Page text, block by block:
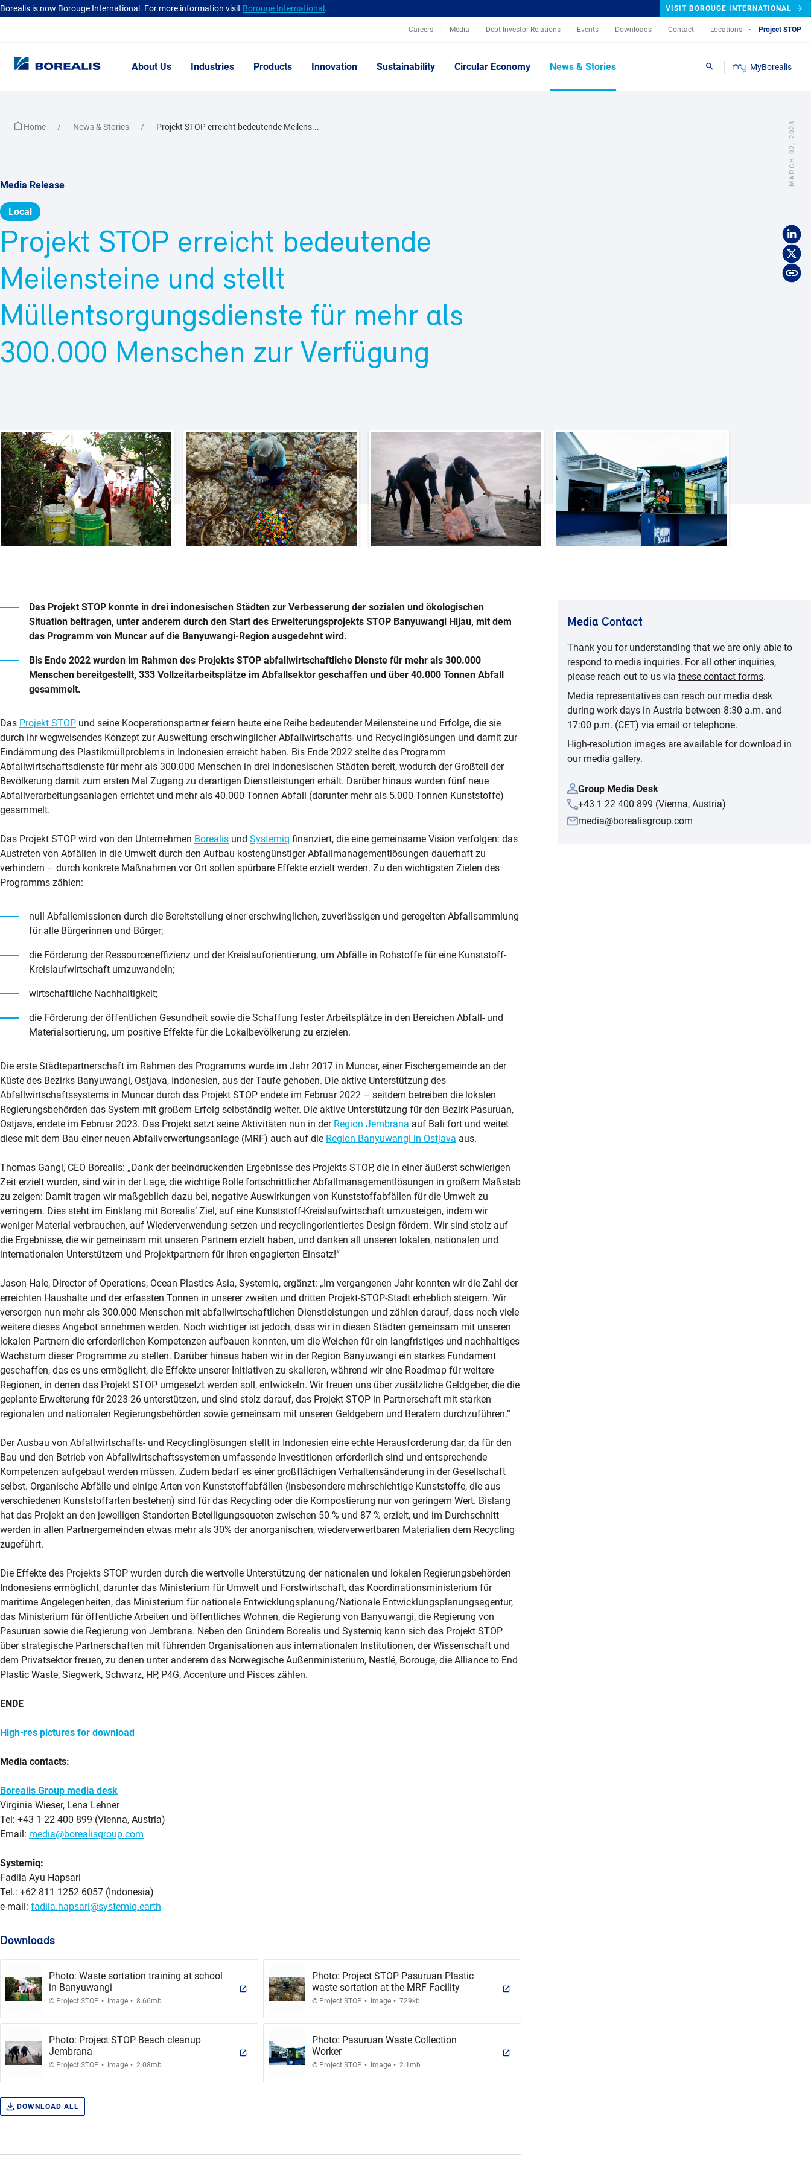
Borealis is now Borouge International. For more information visit Borouge International. VISIT BOROUGE INTERNATIONAL
Careers Media Debt Investor Relations Events Downloads Contact Locations Project STOP
About Us Industries Products Innovation Sustainability Circular Economy News & Stories Search MyBorealis
MARCH 02, 2023
Media Release
Local
Projekt STOP erreicht bedeutende
Meilensteine und stellt
Müllentsorgungsdienste für mehr als
300.000 Menschen zur Verfügung
Home News & Stories Projekt STOP erreicht bedeutende Meilens...
Das Projekt STOP konnte in drei indonesischen Städten zur Verbesserung der sozialen und ökologischen
Situation beitragen, unter anderem durch den Start des Erweiterungsprojekts STOP Banyuwangi Hijau, mit dem
das Programm von Muncar auf die Banyuwangi-Region ausgedehnt wird.
Bis Ende 2022 wurden im Rahmen des Projekts STOP abfallwirtschaftliche Dienste für mehr als 300.000
Menschen bereitgestellt, 333 Vollzeitarbeitsplätze im Abfallsektor geschaffen und über 40.000 Tonnen Abfall
gesammelt.
Das Projekt STOP und seine Kooperationspartner feiern heute eine Reihe bedeutender Meilensteine und Erfolge, die sie
durch ihr wegweisendes Konzept zur Ausweitung erschwinglicher Abfallwirtschafts- und Recyclinglösungen und damit zur
Eindämmung des Plastikmüllproblems in Indonesien erreicht haben. Bis Ende 2022 stellte das Programm
Abfallwirtschaftsdienste für mehr als 300.000 Menschen in drei indonesischen Städten bereit, wodurch der Großteil der
Bevölkerung damit zum ersten Mal Zugang zu derartigen Dienstleistungen erhält. Darüber hinaus wurden fünf neue
Abfallverarbeitungsanlagen errichtet und mehr als 40.000 Tonnen Abfall (darunter mehr als 5.000 Tonnen Kunststoffe)
gesammelt.
Das Projekt STOP wird von den Unternehmen Borealis und Systemiq finanziert, die eine gemeinsame Vision verfolgen: das
Austreten von Abfällen in die Umwelt durch den Aufbau kostengünstiger Abfallmanagementlösungen dauerhaft zu
verhindern – durch konkrete Maßnahmen vor Ort sollen spürbare Effekte erzielt werden. Zu den wichtigsten Zielen des
Programms zählen:
null Abfallemissionen durch die Bereitstellung einer erschwinglichen, zuverlässigen und geregelten Abfallsammlung
für alle Bürgerinnen und Bürger;
die Förderung der Ressourceneffizienz und der Kreislauforientierung, um Abfälle in Rohstoffe für eine Kunststoff-
Kreislaufwirtschaft umzuwandeln;
wirtschaftliche Nachhaltigkeit;
die Förderung der öffentlichen Gesundheit sowie die Schaffung fester Arbeitsplätze in den Bereichen Abfall- und
Materialsortierung, um positive Effekte für die Lokalbevölkerung zu erzielen.
Die erste Städtepartnerschaft im Rahmen des Programms wurde im Jahr 2017 in Muncar, einer Fischergemeinde an der
Küste des Bezirks Banyuwangi, Ostjava, Indonesien, aus der Taufe gehoben. Die aktive Unterstützung des
Abfallwirtschaftssystems in Muncar durch das Projekt STOP endete im Februar 2022 – seitdem betreiben die lokalen
Regierungsbehörden das System mit großem Erfolg selbständig weiter. Die aktive Unterstützung für den Bezirk Pasuruan,
Ostjava, endete im Februar 2023. Das Projekt setzt seine Aktivitäten nun in der Region Jembrana auf Bali fort und weitet
diese mit dem Bau einer neuen Abfallverwertungsanlage (MRF) auch auf die Region Banyuwangi in Ostjava aus.
Thomas Gangl, CEO Borealis: „Dank der beeindruckenden Ergebnisse des Projekts STOP, die in einer äußerst schwierigen
Zeit erzielt wurden, sind wir in der Lage, die wichtige Rolle fortschrittlicher Abfallmanagementlösungen in großem Maßstab
zu zeigen: Damit tragen wir maßgeblich dazu bei, negative Auswirkungen von Kunststoffabfällen für die Umwelt zu
verringern. Dies steht im Einklang mit Borealis‘ Ziel, auf eine Kunststoff-Kreislaufwirtschaft umzusteigen, indem wir
weniger Material verbrauchen, auf Wiederverwendung setzen und recyclingorientiertes Design fördern. Wir sind stolz auf
die Ergebnisse, die wir gemeinsam mit unseren Partnern erzielt haben, und danken all unseren lokalen, nationalen und
internationalen Unterstützern und Projektpartnern für ihren engagierten Einsatz!“
Jason Hale, Director of Operations, Ocean Plastics Asia, Systemiq, ergänzt: „Im vergangenen Jahr konnten wir die Zahl der
erreichten Haushalte und der erfassten Tonnen in unserer zweiten und dritten Projekt-STOP-Stadt erheblich steigern. Wir
versorgen nun mehr als 300.000 Menschen mit abfallwirtschaftlichen Dienstleistungen und zählen darauf, dass noch viele
weitere dieses Angebot annehmen werden. Noch wichtiger ist jedoch, dass wir in diesen Städten gemeinsam mit unseren
lokalen Partnern die erforderlichen Kompetenzen aufbauen konnten, um die Weichen für ein langfristiges und nachhaltiges
Wachstum dieser Programme zu stellen. Darüber hinaus haben wir in der Region Banyuwangi ein starkes Fundament
geschaffen, das es uns ermöglicht, die Effekte unserer Initiativen zu skalieren, während wir eine Roadmap für weitere
Regionen, in denen das Projekt STOP umgesetzt werden soll, entwickeln. Wir freuen uns über zusätzliche Geldgeber, die die
geplante Erweiterung für 2023-26 unterstützen, und sind stolz darauf, das Projekt STOP in Partnerschaft mit starken
regionalen und nationalen Regierungsbehörden sowie gemeinsam mit unseren Geldgebern und Beratern durchzuführen.“
Der Ausbau von Abfallwirtschafts- und Recyclinglösungen stellt in Indonesien eine echte Herausforderung dar, da für den
Bau und den Betrieb von Abfallwirtschaftssystemen umfassende Investitionen erforderlich sind und entsprechende
Kompetenzen aufgebaut werden müssen. Zudem bedarf es einer großflächigen Verhaltensänderung in der Gesellschaft
selbst. Organische Abfälle und einige Arten von Kunststoffabfällen (insbesondere mehrschichtige Kunststoffe, die aus
verschiedenen Kunststoffarten bestehen) sind für das Recycling oder die Kompostierung nur von geringem Wert. Bislang
hat das Projekt an den jeweiligen Standorten Beteiligungsquoten zwischen 50 % und 87 % erzielt, und im Durchschnitt
werden in allen Partnergemeinden etwas mehr als 30% der anorganischen, wiederverwertbaren Materialien dem Recycling
zugeführt.
Die Effekte des Projekts STOP wurden durch die wertvolle Unterstützung der nationalen und lokalen Regierungsbehörden
Indonesiens ermöglicht, darunter das Ministerium für Umwelt und Forstwirtschaft, das Koordinationsministerium für
maritime Angelegenheiten, das Ministerium für nationale Entwicklungsplanung/Nationale Entwicklungsplanungsagentur,
das Ministerium für öffentliche Arbeiten und öffentliches Wohnen, die Regierung von Banyuwangi, die Regierung von
Pasuruan sowie die Regierung von Jembrana. Neben den Gründern Borealis und Systemiq kann sich das Projekt STOP
über strategische Partnerschaften mit führenden Organisationen aus internationalen Institutionen, der Wissenschaft und
dem Privatsektor freuen, zu denen unter anderem das Norwegische Außenministerium, Nestlé, Borouge, die Alliance to End
Plastic Waste, Siegwerk, Schwarz, HP, P4G, Accenture und Pisces zählen.
ENDE
High-res pictures for download
Media contacts:
Borealis Group media desk
Virginia Wieser, Lena Lehner
Tel: +43 1 22 400 899 (Vienna, Austria)
Email: media@borealisgroup.com
Systemiq:
Fadila Ayu Hapsari
Tel.: +62 811 1252 6057 (Indonesia)
e-mail: fadila.hapsari@systemiq.earth
Downloads
Photo: Waste sortation training at school
in Banyuwangi
© Project STOP . image . 8.66mb
Photo: Project STOP Pasuruan Plastic
waste sortation at the MRF Facility
© Project STOP . image . 729kb
Photo: Project STOP Beach cleanup
Jembrana
© Project STOP . image . 2.08mb
Photo: Pasuruan Waste Collection
Worker
© Project STOP . image . 2.1mb
DOWNLOAD ALL
Media Contact
Thank you for understanding that we are only able to
respond to media inquiries. For all other inquiries,
please reach out to us via these contact forms.
Media representatives can reach our media desk
during work days in Austria between 8:30 a.m. and
17:00 p.m. (CET) via email or telephone.
High-resolution images are available for download in
our media gallery.
Group Media Desk
+43 1 22 400 899 (Vienna, Austria)
media@borealisgroup.com